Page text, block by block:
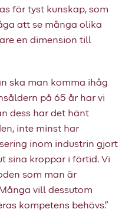
för tyst kunskap, som
att se många olika
en dimension till
ska man komma ihåg
på 65 år har vi
dess har det hänt
inte minst har
inom industrin gjort
sina kroppar i förtid. Vi
som man är
vill dessutom
kompetens behövs.”